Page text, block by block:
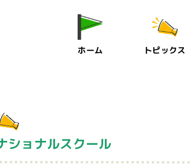
ホーム トピックス
ショナルスクール